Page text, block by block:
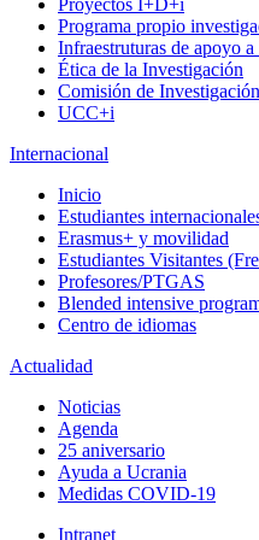
Proyectos I+D+i
Programa propio
Infraestruturas de apoyo
Ética de la Investigación
Comisión de Investigación
UCC+i
Internacional
Inicio
Estudiantes
Erasmus+ y movilidad
Estudiantes Visitantes
Profesores/PTGAS
Blended intensive
Centro de idiomas
Actualidad
Noticias
Agenda
25 aniversario
Ayuda a Ucrania
Medidas COVID-19
Intranet